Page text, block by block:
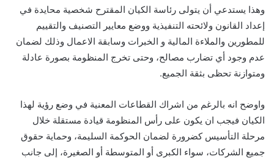
وهذا يستدعي أن يتولى رئاسة الكيان المقترح شخصية محايدة في
إعداد القانون ولائحته التنفيذية ووضع معايير التصنيف والتقييم
للمطورين والملاءة المالية و الخبرات وسابقة الاعمال وذلك لضمان
عدم وجود أي تضارب مصالح، وحتى تخرج المنظومة بصورة عادلة
ومتوازنة تحظى بثقة الجميع.
واوضح انه بالرغم من اشراك القطاعات المعنية في وضع رؤية لهذا
الكيان فيجب ان يكون على رأس المنظومة قيادة مستقلة خلال
مرحلة التأسيس كضرورة لضمان الحوكمة السليمة، وحماية حقوق
جميع الشركات، سواء الكبرى أو المتوسطة أو الصغيرة، إلى جانب